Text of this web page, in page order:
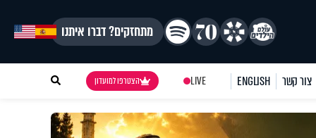
מתחזקים? דברו איתנו
צור קשר ENGLISH
LIVE הצטרפו למועדון